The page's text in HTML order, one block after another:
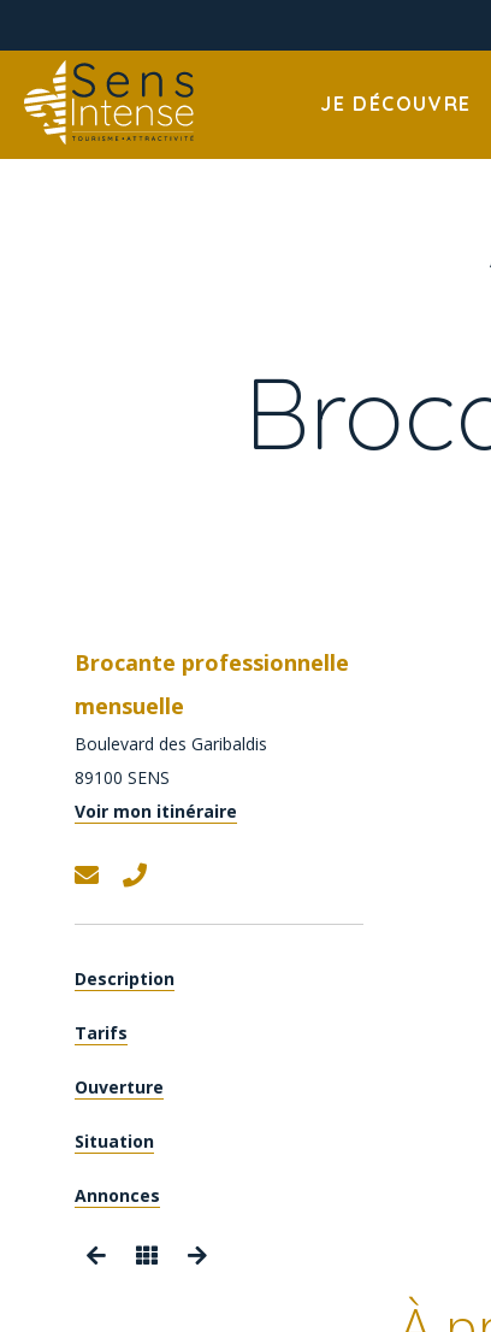
JE DÉCOUVRE
Brocante professionnelle
mensuelle
Boulevard des Garibaldis
89100 SENS
Voir mon itinéraire
Description
Tarifs
Ouverture
Situation
Annonces